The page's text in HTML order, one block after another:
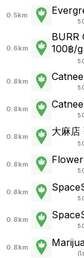
0.5km
0.6km
BURR
100฿/
0.8km
0.8km
0.8km 大麻
0.8km
0.8km
0.8km
0.8km
(ไ